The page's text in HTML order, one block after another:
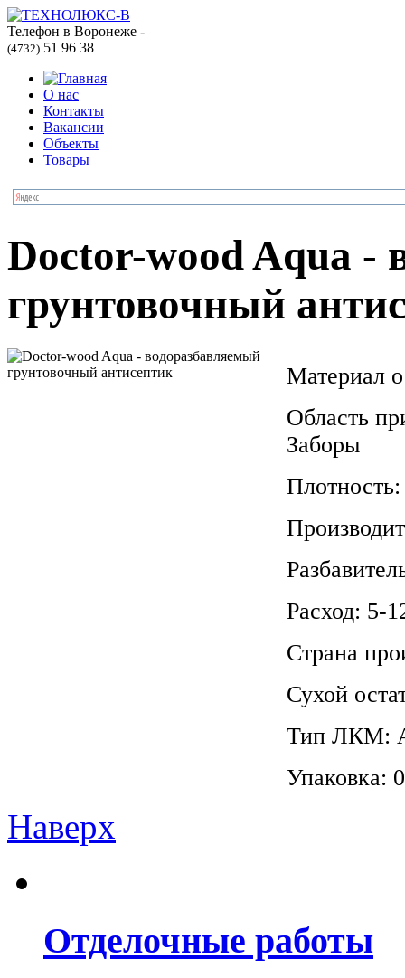
Телефон в Воронеже -
(4732) 51 96 38
О нас
Контакты
Вакансии
Объекты
Товары
Doctor-wood Aqua -
грунтовочный
Материал
Область
Заборы
Расход: 5-
Страна
Сухой
Тип ЛКМ:
Упаковка:
Наверх
Отделочные работы